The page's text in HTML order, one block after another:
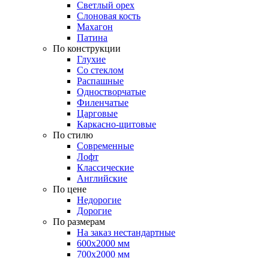
Светлый орех
Слоновая кость
Махагон
Патина
По конструкции
Глухие
Со стеклом
Распашные
Одностворчатые
Филенчатые
Царговые
Каркасно-щитовые
По стилю
Современные
Лофт
Классические
Английские
По цене
Недорогие
Дорогие
По размерам
На заказ нестандартные
600х2000 мм
700х2000 мм